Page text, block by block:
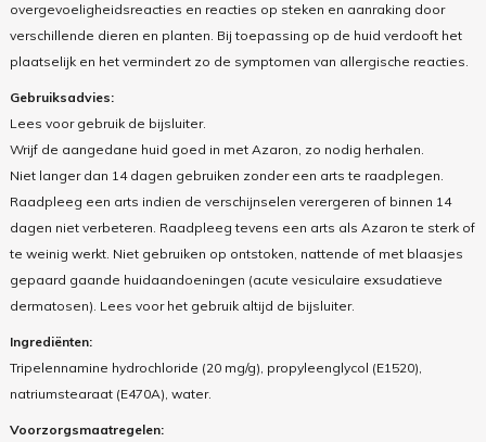
overgevoeligheidsreacties en reacties op steken en aanraking door
verschillende dieren en planten. Bij toepassing op de huid verdooft het
plaatselijk en het vermindert zo de symptomen van allergische reacties.
Gebruiksadvies:
Lees voor gebruik de bijsluiter.
Wrijf de aangedane huid goed in met Azaron, zo nodig herhalen.
Niet langer dan 14 dagen gebruiken zonder een arts te raadplegen.
Raadpleeg een arts indien de verschijnselen verergeren of binnen 14
dagen niet verbeteren. Raadpleeg tevens een arts als Azaron te sterk of
te weinig werkt. Niet gebruiken op ontstoken, nattende of met blaasjes
gepaard gaande huidaandoeningen (acute vesiculaire exsudatieve
dermatosen). Lees voor het gebruik altijd de bijsluiter.
Ingrediënten:
Tripelennamine hydrochloride (20 mg/g), propyleenglycol (E1520),
natriumstearaat (E470A), water.
Voorzorgsmaatregelen: